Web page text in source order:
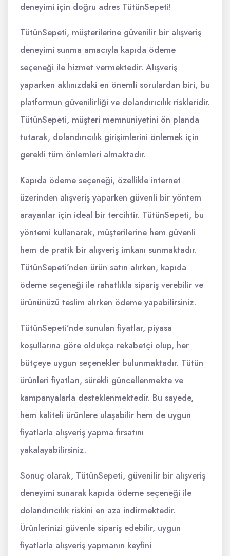
deneyimi için doğru adres TütünSepeti!
TütünSepeti, müşterilerine güvenilir bir alışveriş
deneyimi sunma amacıyla kapıda ödeme
seçeneği ile hizmet vermektedir. Alışveriş
yaparken aklınızdaki en önemli sorulardan biri, bu
platformun güvenilirliği ve dolandırıcılık riskleridir.
TütünSepeti, müşteri memnuniyetini ön planda
tutarak, dolandırıcılık girişimlerini önlemek için
gerekli tüm önlemleri almaktadır.
Kapıda ödeme seçeneği, özellikle internet
üzerinden alışveriş yaparken güvenli bir yöntem
arayanlar için ideal bir tercihtir. TütünSepeti, bu
yöntemi kullanarak, müşterilerine hem güvenli
hem de pratik bir alışveriş imkanı sunmaktadır.
TütünSepeti’nden ürün satın alırken, kapıda
ödeme seçeneği ile rahatlıkla sipariş verebilir ve
ürününüzü teslim alırken ödeme yapabilirsiniz.
TütünSepeti’nde sunulan fiyatlar, piyasa
koşullarına göre oldukça rekabetçi olup, her
bütçeye uygun seçenekler bulunmaktadır. Tütün
ürünleri fiyatları, sürekli güncellenmekte ve
kampanyalarla desteklenmektedir. Bu sayede,
hem kaliteli ürünlere ulaşabilir hem de uygun
fiyatlarla alışveriş yapma fırsatını
yakalayabilirsiniz.
Sonuç olarak, TütünSepeti, güvenilir bir alışveriş
deneyimi sunarak kapıda ödeme seçeneği ile
dolandırıcılık riskini en aza indirmektedir.
Ürünlerinizi güvenle sipariş edebilir, uygun
fiyatlarla alışveriş yapmanın keyfini